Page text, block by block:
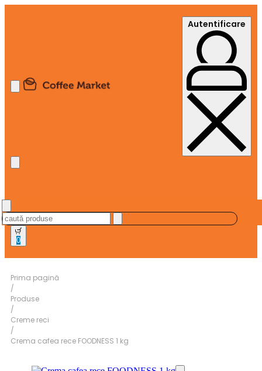
Autentificare
0
Prima pagină
/
Produse
/
Creme reci
/
Crema cafea rece FOODNESS 1 kg